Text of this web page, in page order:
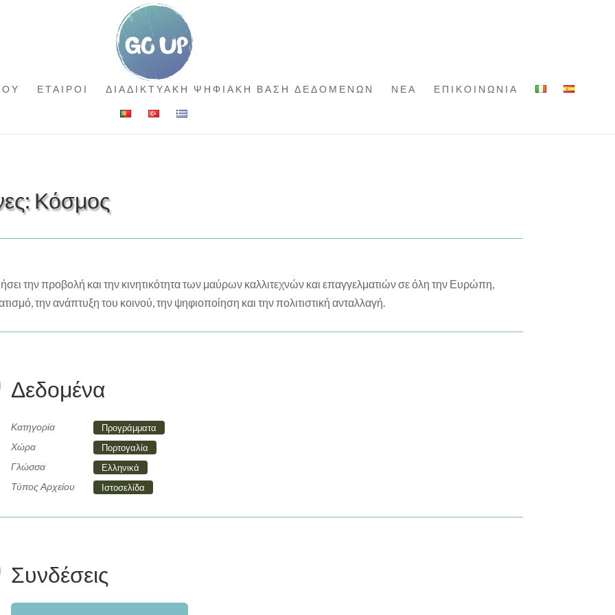
ΕΤΑΙΡΟΙ ΔΙΑΔΙΚΤΥΑΚΗ ΨΗΦΙΑΚΗ ΒΑΣΗ ΔΕΔΟΜΕΝΩΝ ΝΕΑ ΕΠΙΚΟΙΝΩΝΙΑ
Κόσμος
την προβολή και την κινητικότητα των μαύρων καλλιτεχνών και επαγγελματιών σε όλη την Ευρώπη,
την ανάπτυξη του κοινού, την ψηφιοποίηση και την πολιτιστική ανταλλαγή.
Δεδομένα
Κατηγορία Προγράμματα
Χώρα Πορτογαλία
Γλώσσα Ελληνικά
Τύπος Αρχείου Ιστοσελίδα
Συνδέσεις